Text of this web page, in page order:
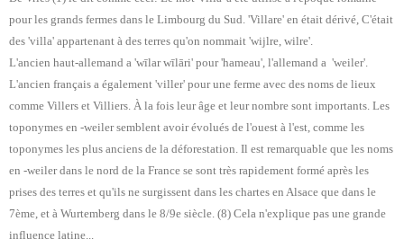
pour les grands fermes dans le Limbourg du Sud. 'Villare' en était dérivé, C'était
des 'villa' appartenant à des terres qu'on nommait 'wijlre, wilre'.
L'ancien haut-allemand a 'wīlar wīlāri' pour 'hameau', l'allemand a 'weiler'.
L'ancien français a également 'viller' pour une ferme avec des noms de lieux
comme Villers et Villiers. À la fois leur âge et leur nombre sont importants. Les
toponymes en -weiler semblent avoir évolués de l'ouest à l'est, comme les
toponymes les plus anciens de la déforestation. Il est remarquable que les noms
en -weiler dans le nord de la France se sont très rapidement formé après les
prises des terres et qu'ils ne surgissent dans les chartes en Alsace que dans le
7ème, et à Wurtemberg dans le 8/9e siècle. (8) Cela n'explique pas une grande
influence latine...